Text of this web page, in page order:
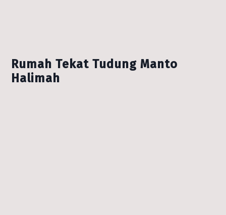
Rumah Tekat Tudung Manto
Halimah